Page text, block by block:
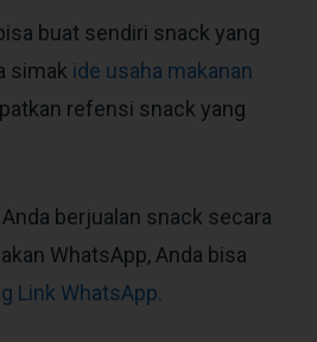
buat sendiri snack yang
simak ide usaha makanan
refensi snack yang
berjualan snack secara
WhatsApp, Anda bisa
Link WhatsApp.